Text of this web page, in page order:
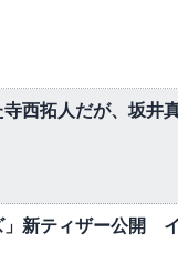
西拓人だが、坂井
」新ティザー公開